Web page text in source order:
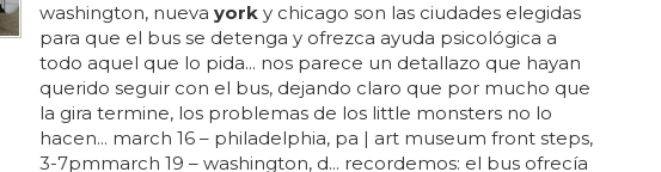
washington, nueva yorky chicago son las ciudades elegidas
para que el bus se detenga y ofrezca ayuda psicológica a
todo aquel que lo pida... nos parece un detallazo que hayan
querido seguir con el bus, dejando claro que por mucho que
la gira termine, los problemas de los little monsters no lo
hacen... march 16 – philadelphia, pa | art museum front steps,
3-7pmmarch 19 – washington, d... recordemos: el bus ofrecía